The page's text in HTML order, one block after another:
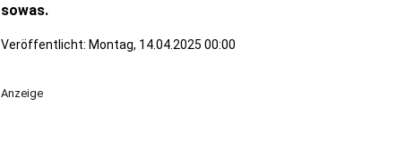
sowas.
Veröffentlicht: Montag, 14.04.2025 00:00
Anzeige